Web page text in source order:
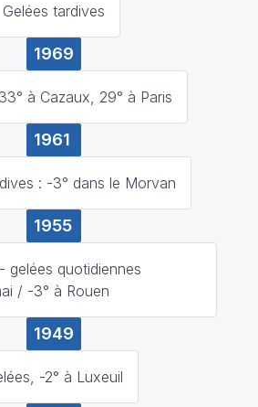
Gelées tardives
1969
à Cazaux, 29° à Paris
1961
: -3° dans le Morvan
1955
gelées quotidiennes
/ -3° à Rouen
1949
-2° à Luxeuil